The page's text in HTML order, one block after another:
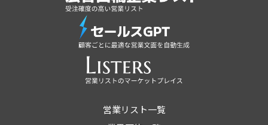
営業リスト一覧